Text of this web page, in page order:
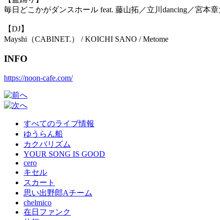
毎日どこかがダンスホール feat. 藤山拓／立川dancing／宮本
【DJ】
Mayshi（CABINET.） / KOICHI SANO / Metome
INFO
https://noon-cafe.com/
すべてのライブ情報
ゆうらん船
カクバリズム
YOUR SONG IS GOOD
cero
キセル
スカート
思い出野郎Aチーム
chelmico
在日ファンク